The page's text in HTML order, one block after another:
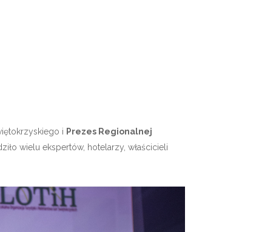
i Prezes Regionalnej
wielu ekspertów, hotelarzy, właścicieli